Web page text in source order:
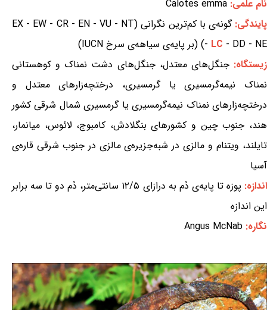
نام علمی: Calotes emma
پایندگی:
گونه‌ی با کم‌ترین نگرانی (EX - EW - CR - EN - VU - NT
- LC - DD - NE) (بر پایه‌ی سیاهه‌ی سرخ IUCN)
زیستگاه:جنگل‌های معتدل، جنگل‌های دشت نمناک و کوهستانی
نمناک نیمه‌گرمسیری یا گرمسیری، درختچه‌زارهای معتدل و
درختچه‌زارهای نمناک نیمه‌گرمسیری یا گرمسیری شمال شرقی کشور
هند، جنوب چین و کشورهای بنگلادش، کامبوج، لائوس، میانمار،
تایلند، ویتنام و مالزی در شبه‌جزیره‌ی مالزی در جنوب شرقی قاره‌ی
آسیا
اندازه:
پوزه تا پایه‌ی دُم به درازای ۱۲/۵ سانتی‌متر، دُم دو تا سه برابر
این اندازه
نگاره: Angus McNab